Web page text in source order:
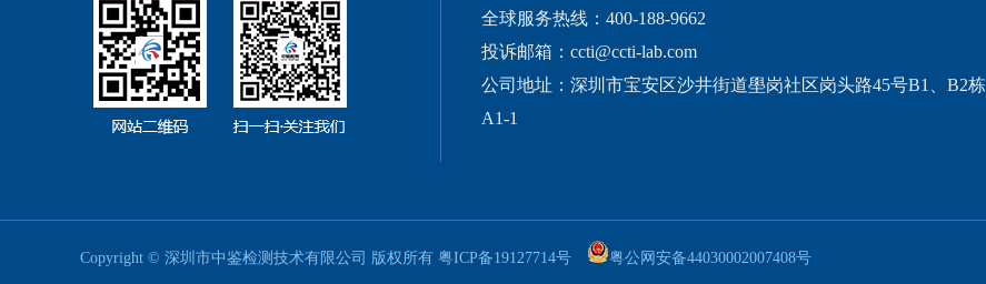
全球服务热线：400-188-9662
投诉邮箱：ccti@ccti-lab.com
公司地址：深圳市宝安区沙井街道壆岗社区岗头路45号B1、B2栋
A1-1
Copyright © 深圳市中鉴检测技术有限公司 版权所有 粤ICP备19127714号 粤公网安备44030002007408号